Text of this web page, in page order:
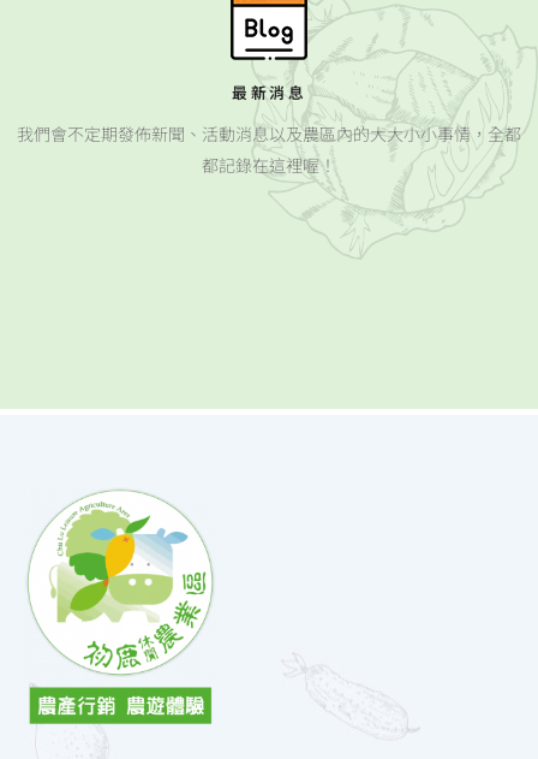
最新消息
我們會不定期發佈新聞、活動消息以及農區內的大大小小事情，全都
都記錄在這裡喔！